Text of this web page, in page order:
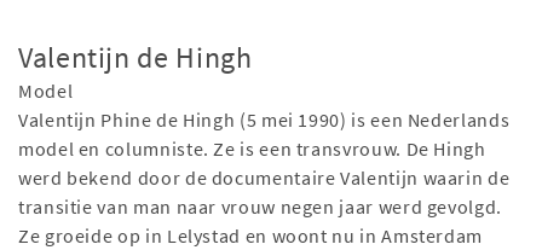
Valentijn de Hingh
Model
Valentijn Phine de Hingh (5 mei 1990) is een Nederlands
model en columniste. Ze is een transvrouw. De Hingh
werd bekend door de documentaire Valentijn waarin de
transitie van man naar vrouw negen jaar werd gevolgd.
Ze groeide op in Lelystad en woont nu in Amsterdam